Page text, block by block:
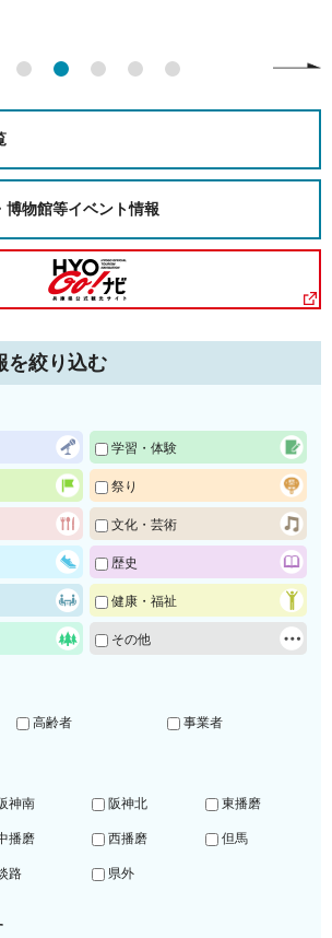
博物館等イベント情報
を絞り込む
学習・体験
祭り
文化・芸術
歴史
健康・福祉
その他
高齢者 事業者
神南 阪神北 東播磨
播磨 西播磨 但馬
路 県外